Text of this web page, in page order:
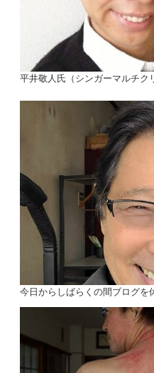
平井敬人氏（シンガーマルチク
今日からしばらくの間ブログを